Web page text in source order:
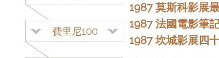
費里尼100
1987 莫斯科影展
1987 法國電影筆
1987 坎城影展四